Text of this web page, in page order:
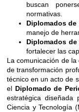
buscan
normativas.
Diplomados
manejo de
Diplomados
fortalecer las
La comunicación de
de transformación
técnico en un acto de
el Diplomado de
estratégica
Ciencia y Tecnología